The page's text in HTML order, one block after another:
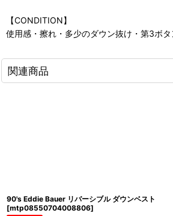
【CONDITION】
使用感・擦れ・多少のダウン抜け・第3ボ
関連商品
90's Eddie Bauer リバーシブル ダウンベスト
[mtp08550704008806]